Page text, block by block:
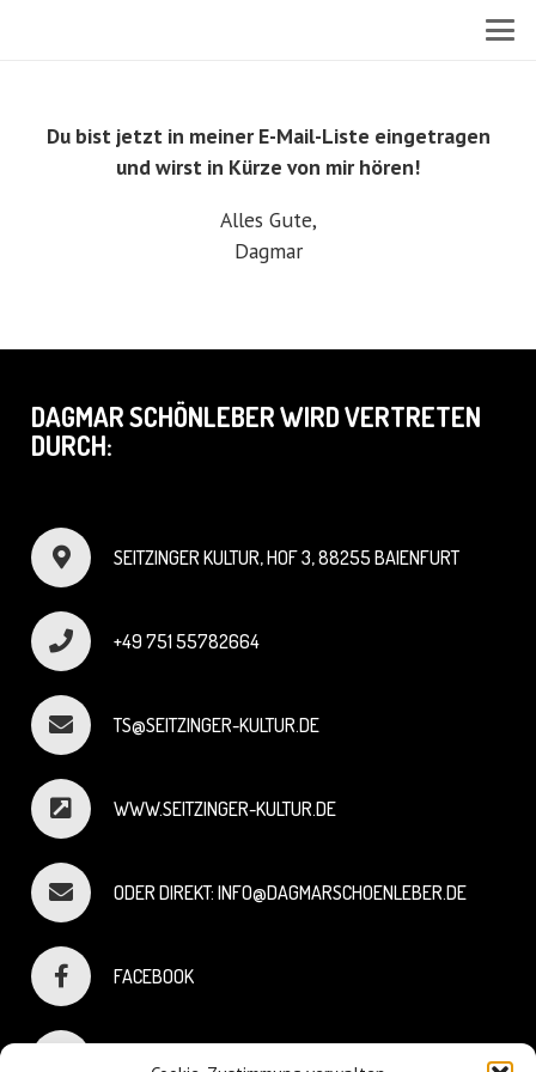
Du bist jetzt in meiner E-Mail-Liste eingetragen
und wirst in Kürze von mir hören!
Alles Gute,
Dagmar
DAGMAR SCHÖNLEBER WIRD VERTRETEN
DURCH:
SEITZINGER KULTUR, HOF 3, 88255 BAIENFURT
+49 751 55782664
TS@SEITZINGER-KULTUR.DE
WWW.SEITZINGER-KULTUR.DE
ODER DIREKT: INFO@DAGMARSCHOENLEBER.DE
FACEBOOK